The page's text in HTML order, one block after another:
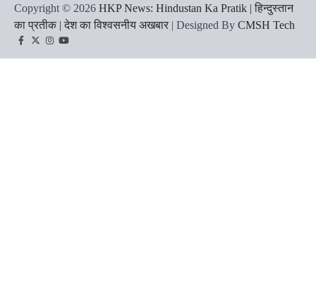
Copyright © 2026 HKP News: Hindustan Ka Pratik | हिन्दुस्तान
का प्रतीक | देश का विश्वसनीय अखबार | Designed By CMSH Tech
Facebook
TwitterInstagram
YouTube